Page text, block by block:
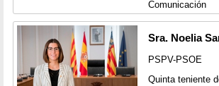
Comunicación
Sra. Noelia
PSPV-PSOE
Quinta teniente